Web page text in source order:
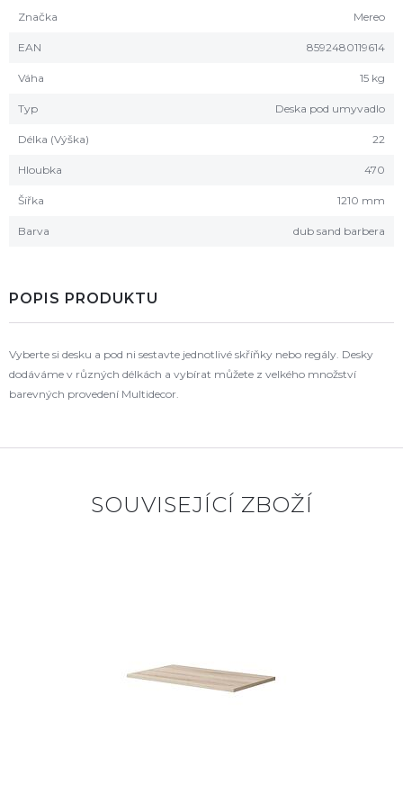
Značka Mereo
EAN 8592480119614
Váha 15 kg
Typ Deska pod umyvadlo
Délka (Výška) 22
Hloubka 470
Šířka 1210 mm
Barva dub sand barbera
POPIS PRODUKTU
Vyberte si desku a pod ni sestavte jednotlivé skříňky nebo regály. Desky
dodáváme v různých délkách a vybírat můžete z velkého množství
barevných provedení Multidecor.
SOUVISEJÍCÍ ZBOŽÍ